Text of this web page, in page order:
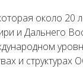
около 20
и Дальнего
и структурах